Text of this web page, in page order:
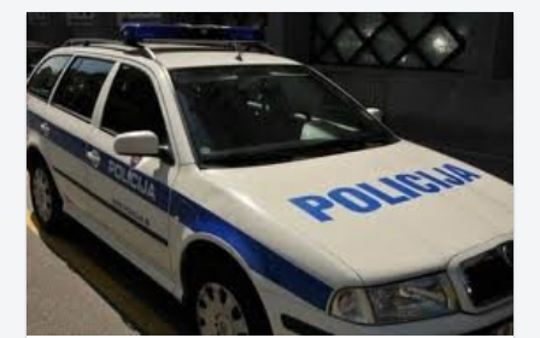
Toplicah, s katero želijo ljudi...